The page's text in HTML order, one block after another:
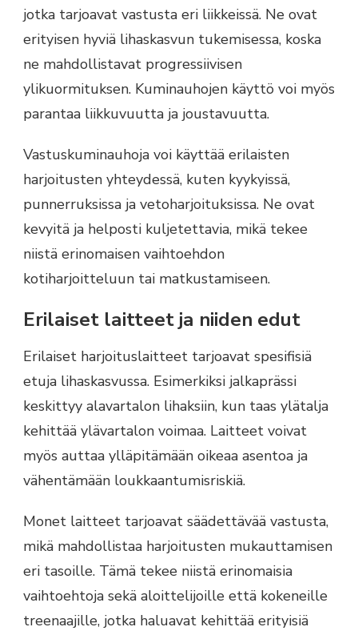
jotka tarjoavat vastusta eri liikkeissä. Ne ovat
erityisen hyviä lihaskasvun tukemisessa, koska
ne mahdollistavat progressiivisen
ylikuormituksen. Kuminauhojen käyttö voi myös
parantaa liikkuvuutta ja joustavuutta.
Vastuskuminauhoja voi käyttää erilaisten
harjoitusten yhteydessä, kuten kyykyissä,
punnerruksissa ja vetoharjoituksissa. Ne ovat
kevyitä ja helposti kuljetettavia, mikä tekee
niistä erinomaisen vaihtoehdon
kotiharjoitteluun tai matkustamiseen.
Erilaiset laitteet ja niiden edut
Erilaiset harjoituslaitteet tarjoavat spesifisiä
etuja lihaskasvussa. Esimerkiksi jalkaprässi
keskittyy alavartalon lihaksiin, kun taas ylätalja
kehittää ylävartalon voimaa. Laitteet voivat
myös auttaa ylläpitämään oikeaa asentoa ja
vähentämään loukkaantumisriskiä.
Monet laitteet tarjoavat säädettävää vastusta,
mikä mahdollistaa harjoitusten mukauttamisen
eri tasoille. Tämä tekee niistä erinomaisia
vaihtoehtoja sekä aloittelijoille että kokeneille
treenaajille, jotka haluavat kehittää erityisiä